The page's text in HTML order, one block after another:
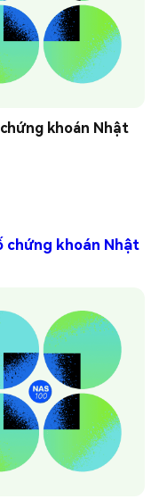
khoán Nhật
chứng khoán Nhật